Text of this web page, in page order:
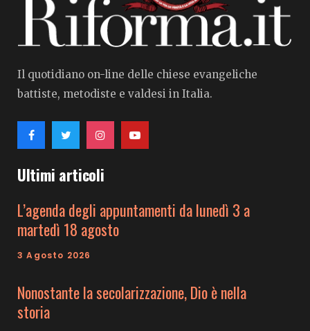
Il quotidiano on-line delle chiese evangeliche
battiste, metodiste e valdesi in Italia.
Ultimi articoli
L’agenda degli appuntamenti da lunedì 3 a
martedì 18 agosto
3 Agosto 2026
Nonostante la secolarizzazione, Dio è nella
storia